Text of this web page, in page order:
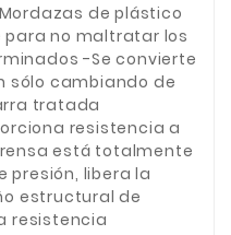
de plástico
no maltratar los
-Se convierte
sólo cambiando de
tratada
resistencia a
está totalmente
presión, libera la
estructural de
resistencia